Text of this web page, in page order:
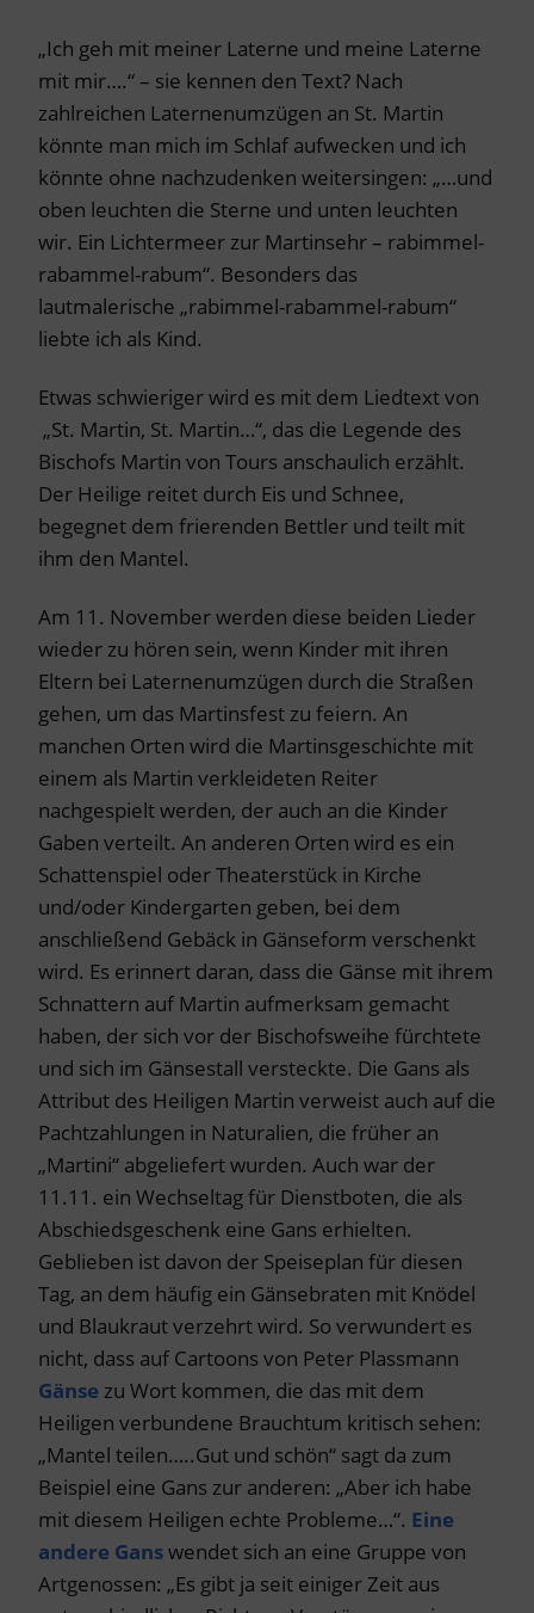
„Ich geh mit meiner Laterne und meine Laterne
mit mir….“ – sie kennen den Text? Nach
zahlreichen Laternenumzügen an St. Martin
könnte man mich im Schlaf aufwecken und ich
könnte ohne nachzudenken weitersingen: „…und
oben leuchten die Sterne und unten leuchten
wir. Ein Lichtermeer zur Martinsehr – rabimmel-
rabammel-rabum“. Besonders das
lautmalerische „rabimmel-rabammel-rabum“
liebte ich als Kind.
Etwas schwieriger wird es mit dem Liedtext von
„St. Martin, St. Martin…“, das die Legende des
Bischofs Martin von Tours anschaulich erzählt.
Der Heilige reitet durch Eis und Schnee,
begegnet dem frierenden Bettler und teilt mit
ihm den Mantel.
Am 11. November werden diese beiden Lieder
wieder zu hören sein, wenn Kinder mit ihren
Eltern bei Laternenumzügen durch die Straßen
gehen, um das Martinsfest zu feiern. An
manchen Orten wird die Martinsgeschichte mit
einem als Martin verkleideten Reiter
nachgespielt werden, der auch an die Kinder
Gaben verteilt. An anderen Orten wird es ein
Schattenspiel oder Theaterstück in Kirche
und/oder Kindergarten geben, bei dem
anschließend Gebäck in Gänseform verschenkt
wird. Es erinnert daran, dass die Gänse mit ihrem
Schnattern auf Martin aufmerksam gemacht
haben, der sich vor der Bischofsweihe fürchtete
und sich im Gänsestall versteckte. Die Gans als
Attribut des Heiligen Martin verweist auch auf die
Pachtzahlungen in Naturalien, die früher an
„Martini“ abgeliefert wurden. Auch war der
11.11. ein Wechseltag für Dienstboten, die als
Abschiedsgeschenk eine Gans erhielten.
Geblieben ist davon der Speiseplan für diesen
Tag, an dem häufig ein Gänsebraten mit Knödel
und Blaukraut verzehrt wird. So verwundert es
nicht, dass auf Cartoons von Peter Plassmann
Gänse zu Wort kommen, die das mit dem
Heiligen verbundene Brauchtum kritisch sehen:
„Mantel teilen…..Gut und schön“ sagt da zum
Beispiel eine Gans zur anderen: „Aber ich habe
mit diesem Heiligen echte Probleme…“. Eine
andere Ganswendet sich an eine Gruppe von
Artgenossen: „Es gibt ja seit einiger Zeit aus